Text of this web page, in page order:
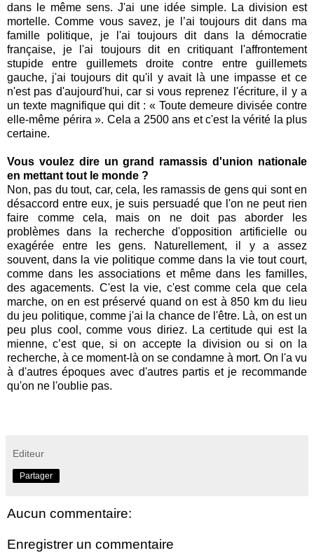
dans le même sens. J'ai une idée simple. La division est
mortelle. Comme vous savez, je l’ai toujours dit dans ma
famille politique, je l'ai toujours dit dans la démocratie
française, je l'ai toujours dit en critiquant l'affrontement
stupide entre guillemets droite contre entre guillemets
gauche, j'ai toujours dit qu'il y avait là une impasse et ce
n'est pas d'aujourd'hui, car si vous reprenez l'écriture, il y a
un texte magnifique qui dit : « Toute demeure divisée contre
elle-même périra ». Cela a 2500 ans et c'est la vérité la plus
certaine.
Vous voulez dire un grand ramassis d'union nationale
en mettant tout le monde ?
Non, pas du tout, car, cela, les ramassis de gens qui sont en
désaccord entre eux, je suis persuadé que l'on ne peut rien
faire comme cela, mais on ne doit pas aborder les
problèmes dans la recherche d'opposition artificielle ou
exagérée entre les gens. Naturellement, il y a assez
souvent, dans la vie politique comme dans la vie tout court,
comme dans les associations et même dans les familles,
des agacements. C'est la vie, c'est comme cela que cela
marche, on en est préservé quand on est à 850 km du lieu
du jeu politique, comme j'ai la chance de l'être. Là, on est un
peu plus cool, comme vous diriez. La certitude qui est la
mienne, c’est que, si on accepte la division ou si on la
recherche, à ce moment-là on se condamne à mort. On l'a vu
à d'autres époques avec d'autres partis et je recommande
qu'on ne l'oublie pas.
Editeur
Partager
Aucun commentaire:
Enregistrer un commentaire